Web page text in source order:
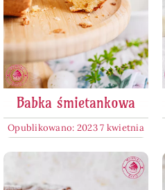
Babka śmietankowa
Opublikowano: 2023 7 kwietnia